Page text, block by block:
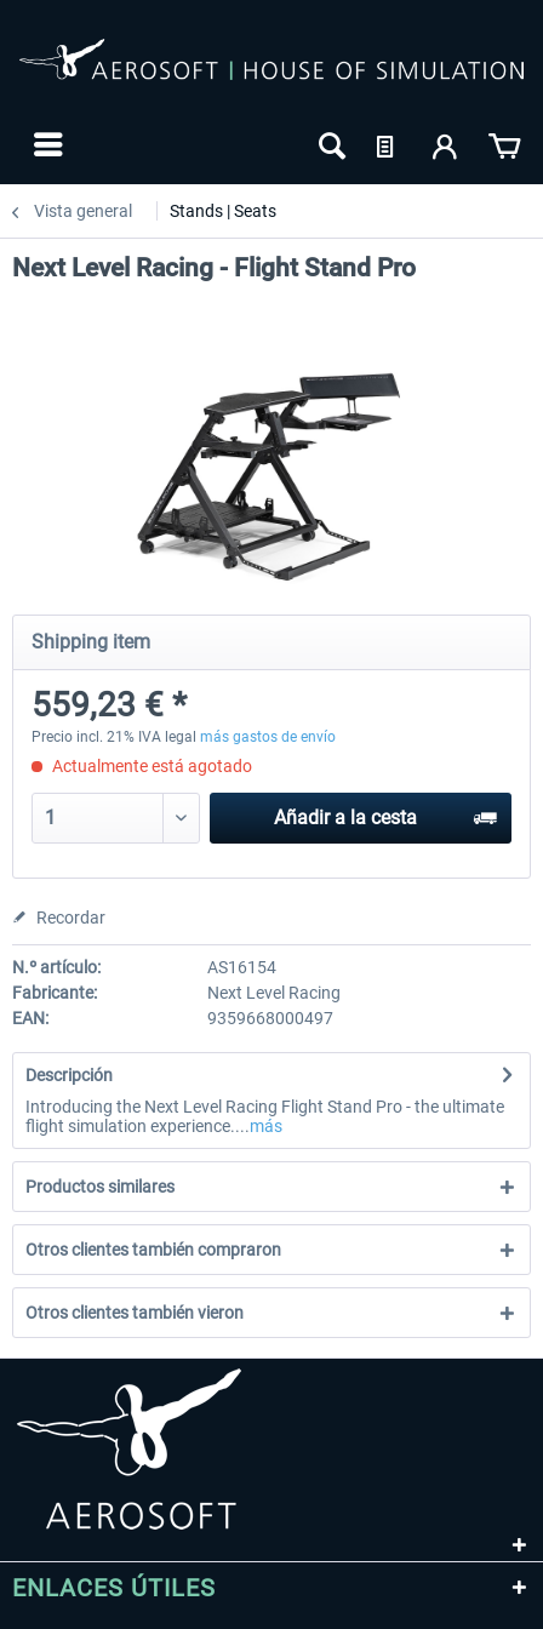
Vista general Stands | Seats
Wheel Stand Pro for Thrustmaster
228,77 € *
Next Level Racing - Flight Stand Pro
Shipping item
559,23 € *
Precio incl. 21% IVA legal más gastos de envío
Actualmente está agotado
Añadir a la cesta
Recordar
N.º artículo:
AS16154
Fabricante:
Next Level Racing
EAN:
9359668000497
Descripción
Introducing the Next Level Racing Flight Stand Pro - the ultimate
flight simulation experience....más
Productos similares
Otros clientes también compraron
Otros clientes también vieron
ENLACES ÚTILES